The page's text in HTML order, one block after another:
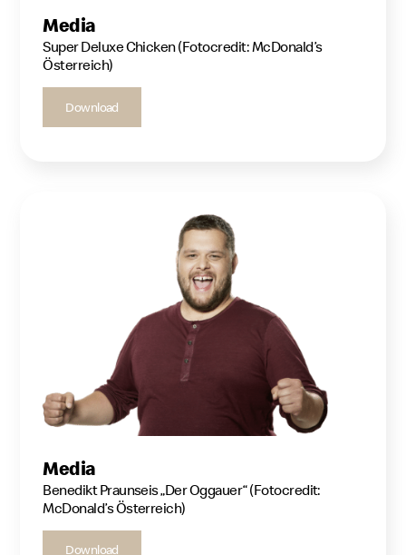
Media
Super Deluxe Chicken (Fotocredit: McDonald’s
Österreich)
Download
Media
Benedikt Praunseis „Der Oggauer“ (Fotocredit:
McDonald’s Österreich)
Download